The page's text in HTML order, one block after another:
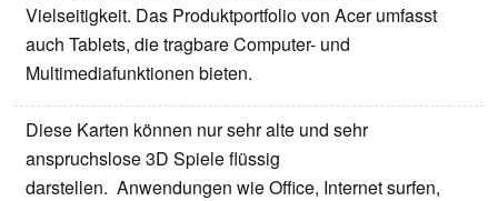
Vielseitigkeit. Das Produktportfolio von Acer umfasst
auch Tablets, die tragbare Computer- und
Multimediafunktionen bieten.
Diese Karten können nur sehr alte und sehr
anspruchslose 3D Spiele flüssig
darstellen. Anwendungen wie Office, Internet surfen,